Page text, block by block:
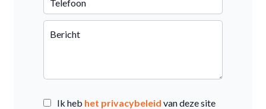
Ik heb het privacybeleid van deze site